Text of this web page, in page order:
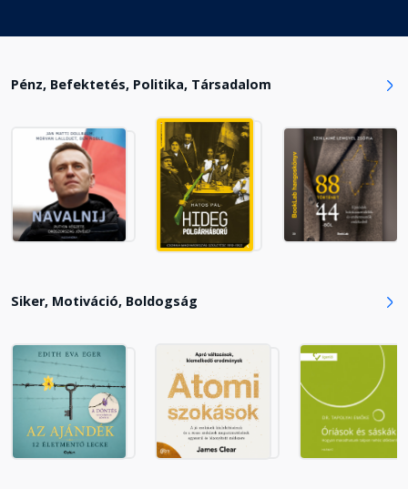
Pénz, Befektetés, Politika, Társadalom
Siker, Motiváció, Boldogság